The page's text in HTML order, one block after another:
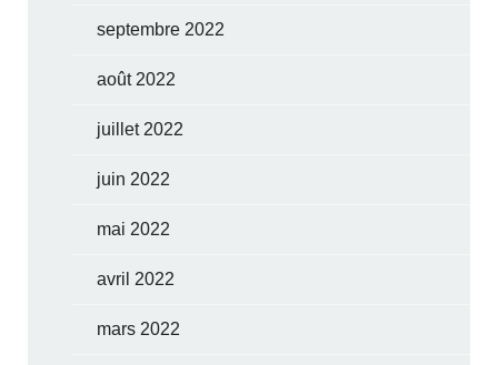
septembre 2022
août 2022
juillet 2022
juin 2022
mai 2022
avril 2022
mars 2022